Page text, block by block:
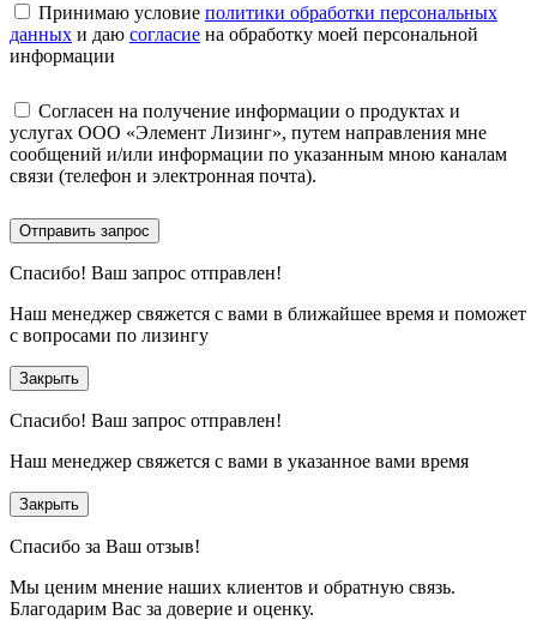
Принимаю условие политики обработки персональных
данных и даю согласие на обработку моей персональной
информации
Согласен на получение информации о продуктах и
услугах ООО «Элемент Лизинг», путем направления мне
сообщений и/или информации по указанным мною каналам
связи (телефон и электронная почта).
Отправить запрос
Спасибо! Ваш запрос отправлен!
Наш менеджер свяжется с вами в ближайшее время и поможет
с вопросами по лизингу
Закрыть
Спасибо! Ваш запрос отправлен!
Наш менеджер свяжется с вами в указанное вами время
Закрыть
Спасибо за Ваш отзыв!
Мы ценим мнение наших клиентов и обратную связь.
Благодарим Вас за доверие и оценку.